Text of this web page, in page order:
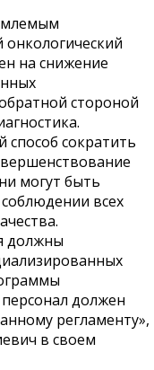
на снижение
стороной
сократить
могут быть
всех
должны
должен
регламенту»,
в своем